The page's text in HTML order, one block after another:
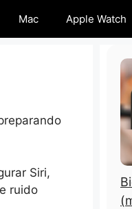
Mac Apple Watch
Siri,
ruido